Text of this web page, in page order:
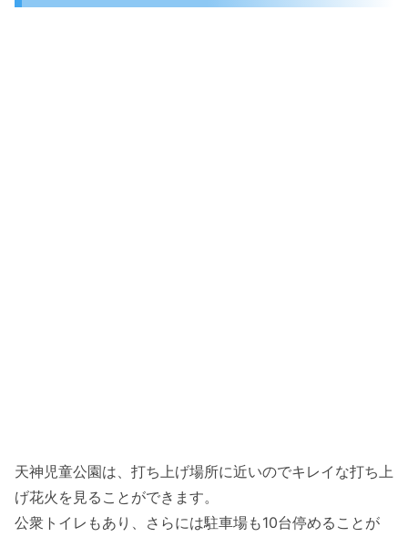
天神児童公園は、打ち上げ場所に近いのでキレイな打ち上
げ花火を見ることができます。
公衆トイレもあり、さらには駐車場も10台停めることが